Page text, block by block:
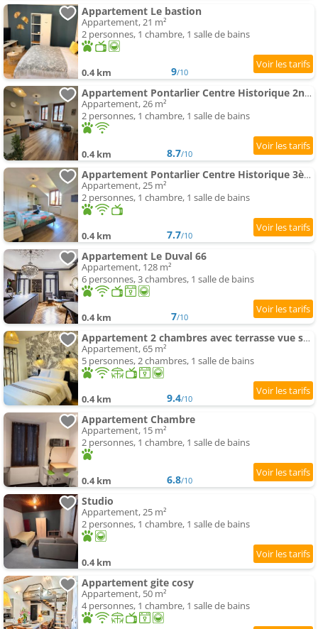
Appartement Le bastion
Appartement, 21 m²
2 personnes, 1 chambre, 1 salle de bains
0.4 km 9/10
Appartement Pontarlier Centre Historique 2nd - Ma Petite Résa
Appartement, 26 m²
2 personnes, 1 chambre, 1 salle de bains
0.4 km 8.7/10
Appartement Pontarlier Centre Historique 3ème - Ma Petite Résa
Appartement, 25 m²
2 personnes, 1 chambre, 1 salle de bains
0.4 km 7.7/10
Appartement Le Duval 66
Appartement, 128 m²
6 personnes, 3 chambres, 1 salle de bains
0.4 km 7/10
Appartement 2 chambres avec terrasse vue sur jardin arboré
Appartement, 65 m²
5 personnes, 2 chambres, 1 salle de bains
0.4 km 9.4/10
Appartement Chambre
Appartement, 15 m²
2 personnes, 1 chambre, 1 salle de bains
0.4 km 6.8/10
Studio
Appartement, 25 m²
2 personnes, 1 chambre, 1 salle de bains
0.4 km
Appartement gite cosy
Appartement, 50 m²
4 personnes, 1 chambre, 1 salle de bains